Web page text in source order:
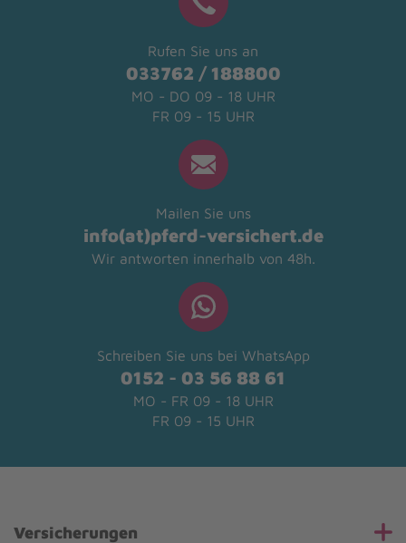
Rufen Sie uns an
033762 / 188800
MO - DO 09 - 18 UHR
FR 09 - 15 UHR
Mailen Sie uns
info(at)pferd-versichert.de
Wir antworten innerhalb von 48h.
Schreiben Sie uns bei WhatsApp
0152 - 03 56 88 61
MO - FR 09 - 18 UHR
FR 09 - 15 UHR
Versicherungen